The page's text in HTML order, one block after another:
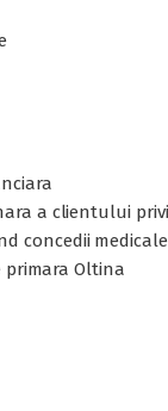
a clientului
concedii
Oltina